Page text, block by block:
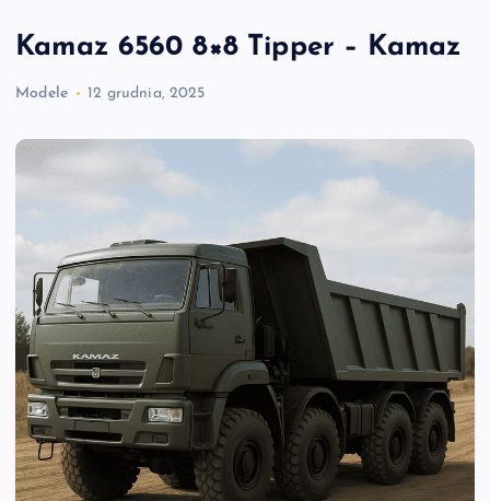
Kamaz 6560 8×8 Tipper – Kamaz
Modele 12 grudnia, 2025